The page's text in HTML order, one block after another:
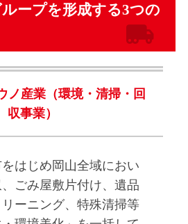
ープを形成する3つの
ノ産業（環境・清掃・回
収事業）
はじめ岡山全域におい
ごみ屋敷片付け、遺品
ーニング、特殊清掃等